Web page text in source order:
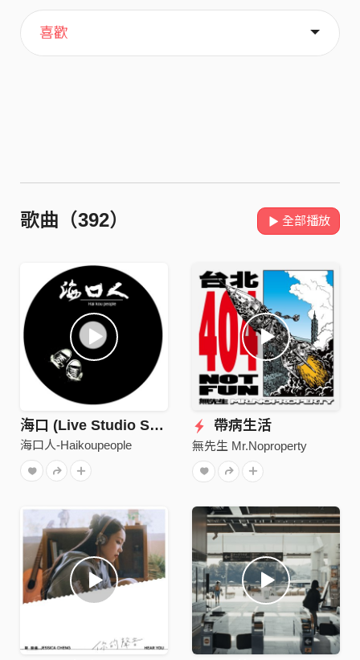
主頁
喜歡
關於
歌曲（392） 全部播放
海口 (Live Studio Session)
海口人-Haikoupeople
帶病生活
無先生 Mr.Noproperty